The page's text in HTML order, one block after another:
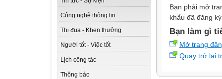
Công nghệ thông tin
Thi đua - Khen thưởng
Người tốt - Việc tốt
Lịch công tác
Thông báo
Bạn phải mở
khẩu đã đăng
Bạn làm gì
Mở trang
Quay trở lại